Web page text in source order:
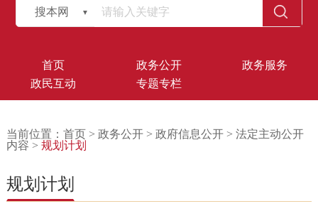
搜本网
首页 政务公开
政务服务
政民互动
专题专栏
当前位置： 首页> 政务公开> 政府信息公开> 法定主动公开
内容 > 规划计划
规划计划